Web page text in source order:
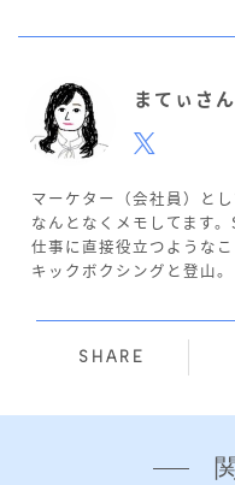
まてぃさん
マーケター（会社員）と
なんとなくメモしてます
仕事に直接役立つような
キックボクシングと登山。
SHARE